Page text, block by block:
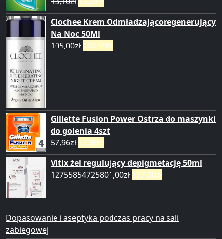
Clochee Krem Odmładzającoregenerujący
Na Noc 50Ml
105,00zł 104,99zł
Gillette Fusion Power Ostrza do maszynki
do golenia 4szt
57,96zł 57,90zł
Vitix żel regulujący depigmetację 50ml
12755854725801,00zł 127,00zł
Dopasowanie i aseptyka podczas pracy na sali
zabiegowej